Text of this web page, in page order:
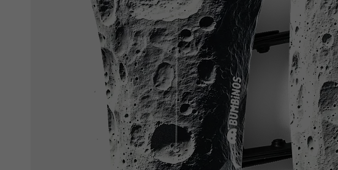
Ochranné fólie
Láhve a bidony
Péče o kolo